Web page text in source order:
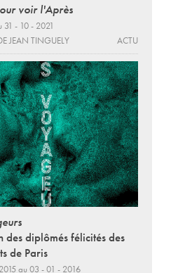
voir l'Après
31 - 10 - 2021
JEAN TINGUELY
ACTU
des diplômés félicités des
de Paris
au 03 - 01 - 2016